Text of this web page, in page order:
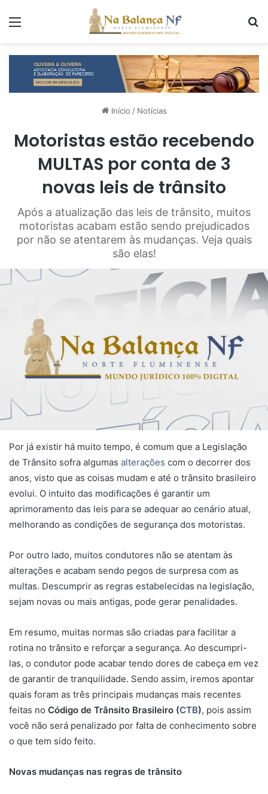
Início / Notícias
Motoristas estão recebendo
MULTAS por conta de 3
novas leis de trânsito
Após a atualização das leis de trânsito, muitos
motoristas acabam estão sendo prejudicados
por não se atentarem às mudanças. Veja quais
são elas!
Por já existir há muito tempo, é comum que a Legislação
de Trânsito sofra algumas alterações com o decorrer dos
anos, visto que as coisas mudam e até o trânsito brasileiro
evolui. O intuito das modificações é garantir um
aprimoramento das leis para se adequar ao cenário atual,
melhorando as condições de segurança dos motoristas.
Por outro lado, muitos condutores não se atentam às
alterações e acabam sendo pegos de surpresa com as
multas. Descumprir as regras estabelecidas na legislação,
sejam novas ou mais antigas, pode gerar penalidades.
Em resumo, muitas normas são criadas para facilitar a
rotina no trânsito e reforçar a segurança. Ao descumpri-
las, o condutor pode acabar tendo dores de cabeça em vez
de garantir de tranquilidade. Sendo assim, iremos apontar
quais foram as três principais mudanças mais recentes
feitas no Código de Trânsito Brasileiro (CTB), pois assim
você não será penalizado por falta de conhecimento sobre
o que tem sido feito.
Novas mudanças nas regras de trânsito